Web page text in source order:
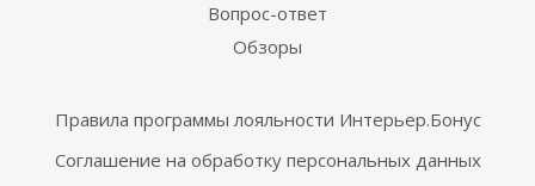
Вопрос-ответ
Обзоры
Правила программы лояльности Интерьер.Бонус
Соглашение на обработку персональных данных